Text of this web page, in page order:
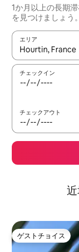
1か月以上の長期
を見つけましょう。
エリア
検索結果が表示さ
チェックイン
チェックアウト
ゲストチョイス
ゲストチョイス